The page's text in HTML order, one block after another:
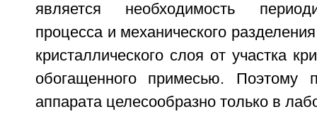
является необходимость
процесса и механического
кристаллического слоя от участка
обогащенного примесью. Поэтому
аппарата целесообразно только в